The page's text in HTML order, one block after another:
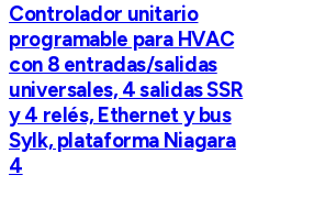
Controlador unitario
programable para HVAC
con 8 entradas/salidas
universales, 4 salidas SSR
y 4 relés, Ethernet y bus
Sylk, plataforma Niagara
4